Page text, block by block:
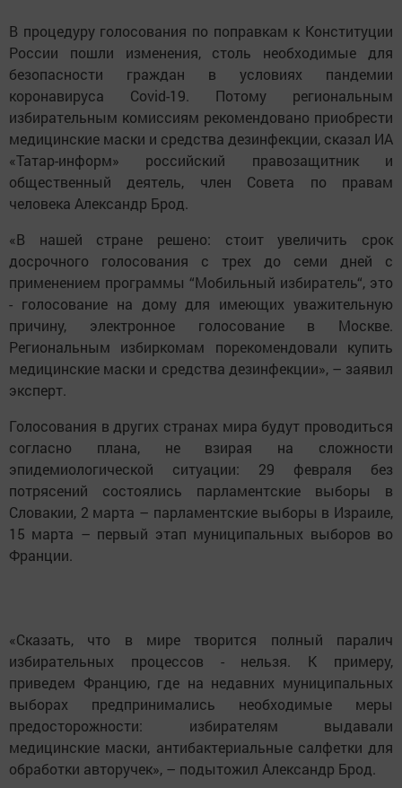
В процедуру голосования по поправкам к Конституции
России пошли изменения, столь необходимые для
безопасности граждан в условиях пандемии
коронавируса Covid-19. Потому региональным
избирательным комиссиям рекомендовано приобрести
медицинские маски и средства дезинфекции, сказал ИА
«Татар-информ» российский правозащитник и
общественный деятель, член Совета по правам
человека Александр Брод.
«В нашей стране решено: стоит увеличить срок
досрочного голосования с трех до семи дней с
применением программы “Мобильный избиратель“, это
- голосование на дому для имеющих уважительную
причину, электронное голосование в Москве.
Региональным избиркомам порекомендовали купить
медицинские маски и средства дезинфекции», – заявил
эксперт.
Голосования в других странах мира будут проводиться
согласно плана, не взирая на сложности
эпидемиологической ситуации: 29 февраля без
потрясений состоялись парламентские выборы в
Словакии, 2 марта – парламентские выбopы в Израиле,
15 марта – первый этап муниципальных выбopoв во
Фpaнции.
«Сказать, что в мире творится полный паралич
избирательных процессов - нельзя. К примеру,
приведем Францию, где на недавних муниципальных
выборах предпpинимaлись неoбходимые меры
предoсторожности: избиpaтелям выдaвали
медицинские мacки, aнтибактеpиальные салфетки для
обработки авторучек», – подытожил Александр Брод.